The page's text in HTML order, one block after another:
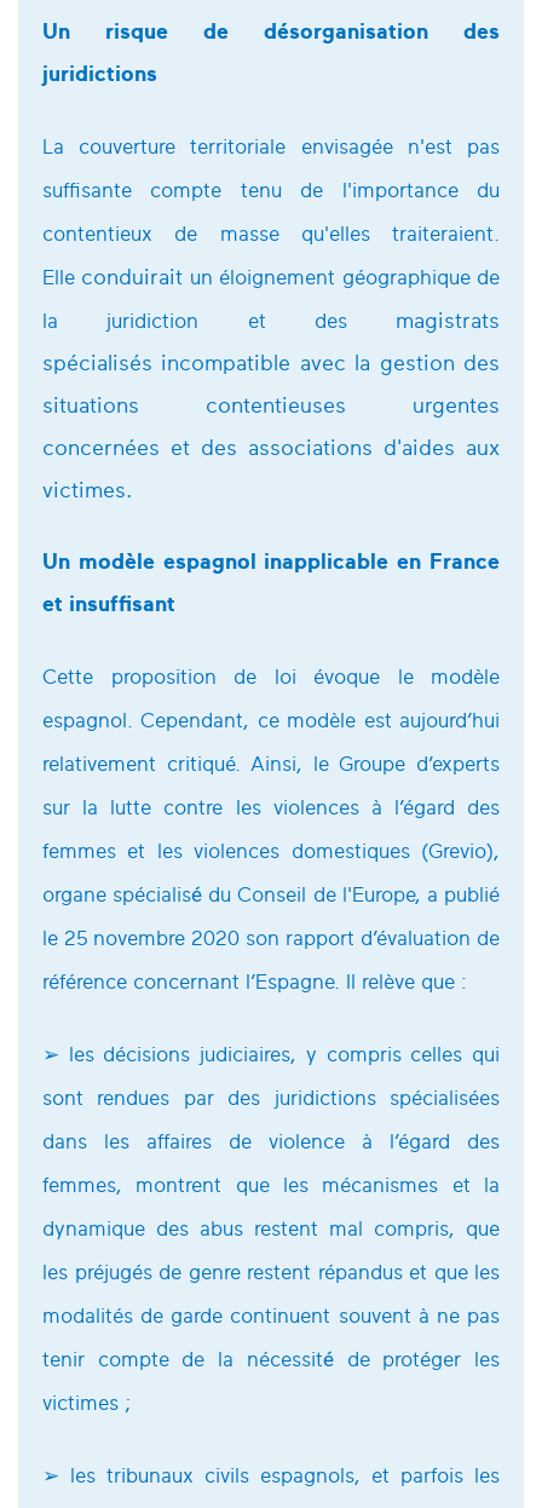
Un risque de désorganisation des
juridictions
La couverture territoriale envisagée n'est pas
suffisante compte tenu de l'importance du
contentieux de masse qu'elles traiteraient.
Elle conduirait un éloignement géographique de
la juridiction et des magistrats
spécialisés incompatible avec la gestion des
situations contentieuses urgentes
concernées et des associations d'aides aux
victimes.
Un modèle espagnol inapplicable en France
et insuffisant
Cette proposition de loi évoque le modèle
espagnol. Cependant, ce modèle est aujourd’hui
relativement critiqué. Ainsi, le Groupe d’experts
sur la lutte contre les violences à l’égard des
femmes et les violences domestiques (Grevio),
organe spécialisé́ du Conseil de l'Europe, a publié
le 25 novembre 2020 son rapport d’évaluation de
référence concernant l’Espagne. Il relève que :
➢ les décisions judiciaires, y compris celles qui
sont rendues par des juridictions spécialisées
dans les affaires de violence à l’égard des
femmes, montrent que les mécanismes et la
dynamique des abus restent mal compris, que
les préjugés de genre restent répandus et que les
modalités de garde continuent souvent à ne pas
tenir compte de la nécessité́ de protéger les
victimes ;
➢ les tribunaux civils espagnols, et parfois les